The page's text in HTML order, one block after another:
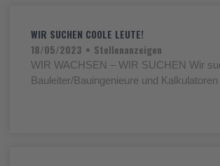
WIR SUCHEN COOLE LEUTE!
18/05/2023 • Stellenanzeigen
WIR WACHSEN – WIR SUCHEN Wir
Bauleiter/Bauingenieure und